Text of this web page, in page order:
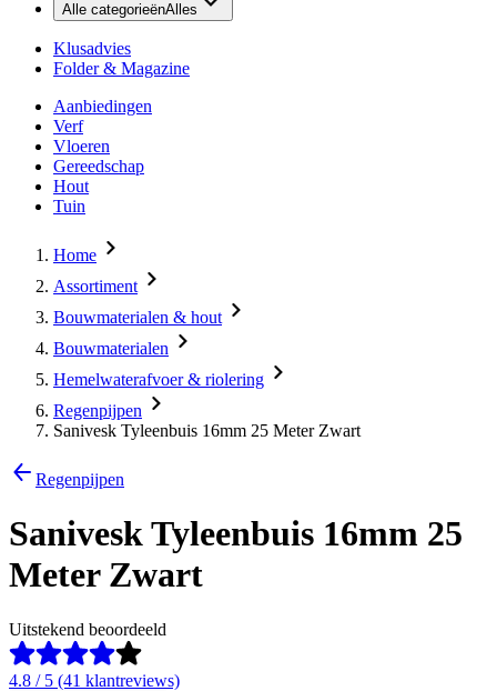
Alle categorieënAlles
Klusadvies
Folder & Magazine
Aanbiedingen
Verf
Vloeren
Gereedschap
Hout
Tuin
Home
Assortiment
Bouwmaterialen & hout
Bouwmaterialen
Hemelwaterafvoer & riolering
Regenpijpen
Sanivesk Tyleenbuis 16mm 25 Meter Zwart
Regenpijpen
Sanivesk Tyleenbuis 16mm 25
Meter Zwart
Uitstekend beoordeeld
4.8 / 5 (41 klantreviews)